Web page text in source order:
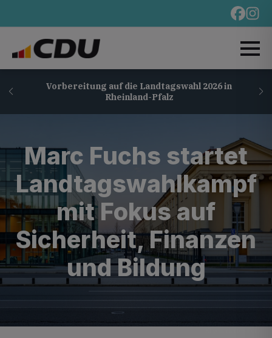
Vorbereitung auf die Landtagswahl 2026 in
Rheinland-Pfalz
Marc Fuchs startet
Landtagswahlkampf
mit Fokus auf
Sicherheit, Finanzen
und Bildung